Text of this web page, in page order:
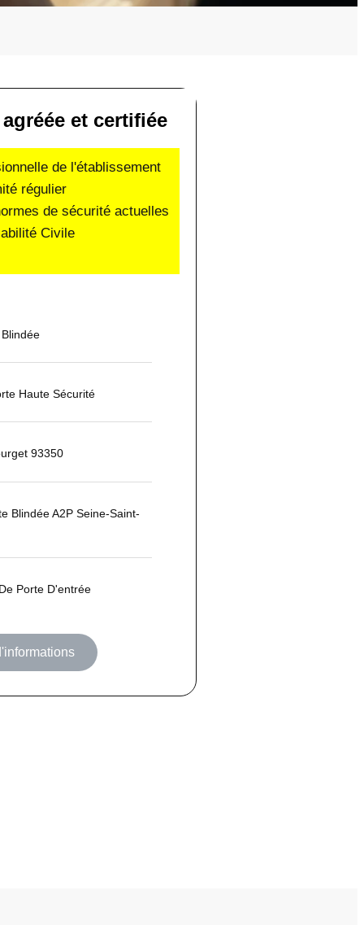
et certifiée
de l'établissement
régulier
de sécurité actuelles
Civile
Haute Sécurité
93350
Blindée A2P Seine-Saint-
Porte D'entrée